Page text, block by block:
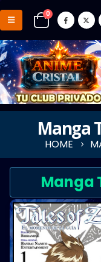
0
Manga
HOME
Manga